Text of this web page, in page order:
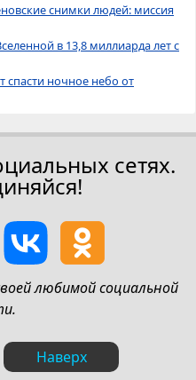
снимки людей: миссия
в 13,8 миллиарда лет с
спасти ночное небо от
сетях.
любимой социальной
Наверх